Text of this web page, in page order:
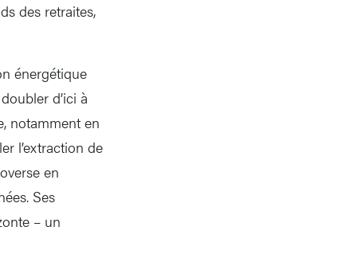
des retraites,
énergétique
d’ici à
notamment en
l’extraction de
en
Ses
– un